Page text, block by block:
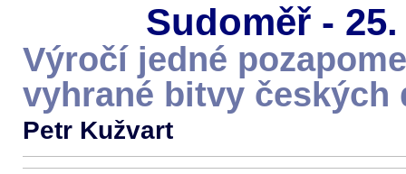
Sudoměř -
Výročí jedné
vyhrané bitvy českých
Petr Kužvart